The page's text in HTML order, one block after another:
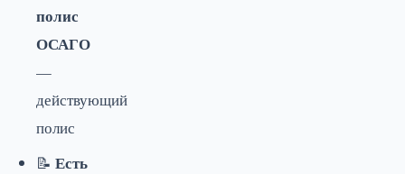
полис
ОСАГО
—
действующий
полис
📝 Есть